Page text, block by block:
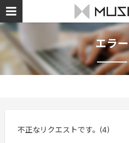
エラー
不正なリクエストです。(4)